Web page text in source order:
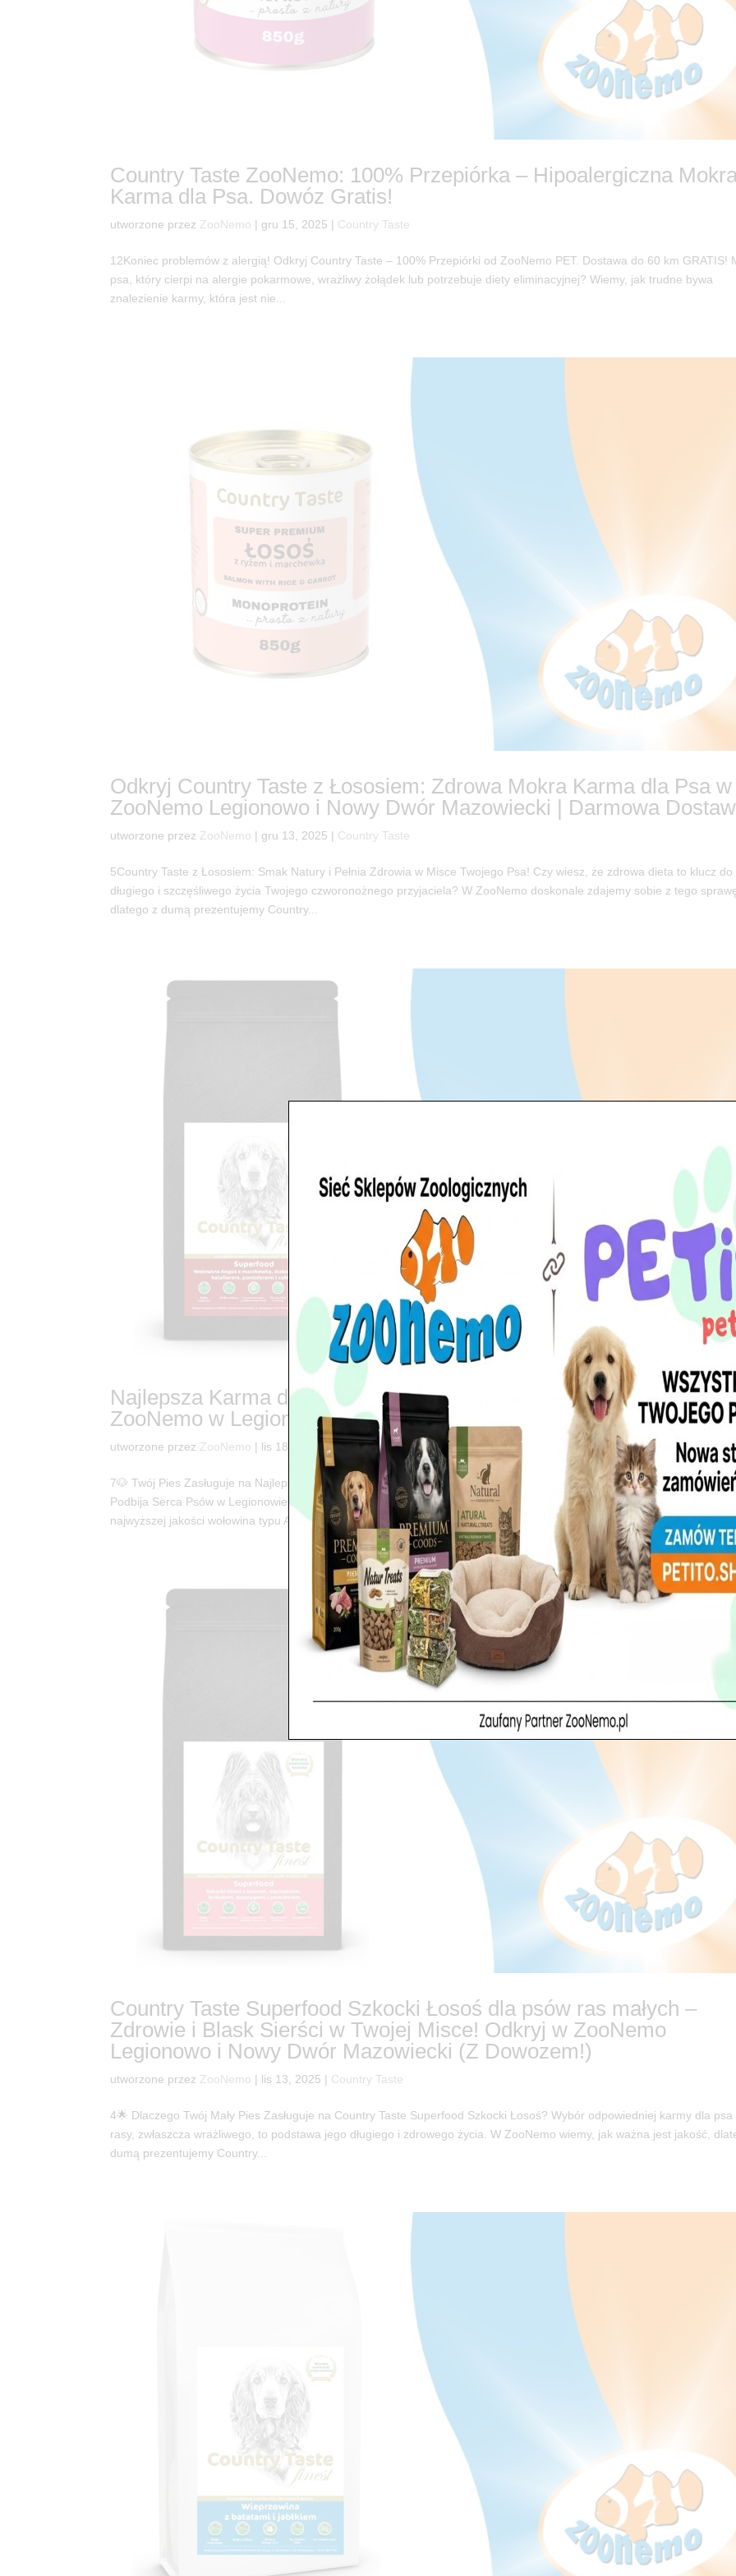
Country Taste ZooNemo: 100% Przepiórka – Hipoalergiczna
Karma dla Psa. Dowóz Gratis!
utworzone przez ZooNemo | gru 15, 2025 | Country Taste
12Koniec problemów z alergią! Odkryj Country Taste – 100% Przepiórki od ZooNemo PET. Dostawa do 60 km GRATIS!
psa, który cierpi na alergie pokarmowe, wrażliwy żołądek lub potrzebuje diety eliminacyjnej? Wiemy, jak trudne bywa
znalezienie karmy, która jest nie...
Odkryj Country Taste z Łososiem: Zdrowa Mokra Karma dla Psa w
ZooNemo Legionowo i Nowy Dwór Mazowiecki | Darmowa
utworzone przez ZooNemo | gru 13, 2025 | Country Taste
5Country Taste z Łososiem: Smak Natury i Pełnia Zdrowia w Misce Twojego Psa! Czy wiesz, że zdrowa dieta to klucz do
długiego i szczęśliwego życia Twojego czworonożnego przyjaciela? W ZooNemo doskonale zdajemy sobie z tego
dlatego z dumą prezentujemy Country...
Najlepsza Karma dla Psa Superfood z Wołowiną Angus –
ZooNemo w Legionowie i Okolicach do 60 km z Darmową
utworzone przez ZooNemo | lis 18, 2025 |Country Taste
7🐶 Twój Pies Zasługuje na Najlepsze! Odkryj Nasz SUPERFOOD-owy BESTSELLER – Country Taste Wołowina Angus,
Podbija Serca Psów w Legionowie, Warszawie i Całych Okolicach! 🥩🌱 Czy wiesz, że ponad 65% składu tej karmy to
najwyższej jakości wołowina typu Angus? Do...
Country Taste Superfood Szkocki Łosoś dla psów ras małych –
Zdrowie i Blask Sierści w Twojej Misce! Odkryj w ZooNemo
Legionowo i Nowy Dwór Mazowiecki (Z Dowozem!)
utworzone przez ZooNemo | lis 13, 2025 | Country Taste
4🌟 Dlaczego Twój Mały Pies Zasługuje na Country Taste Superfood Szkocki Łosoś? Wybór odpowiedniej karmy dla psa
rasy, zwłaszcza wrażliwego, to podstawa jego długiego i zdrowego życia. W ZooNemo wiemy, jak ważna jest jakość,
dumą prezentujemy Country...